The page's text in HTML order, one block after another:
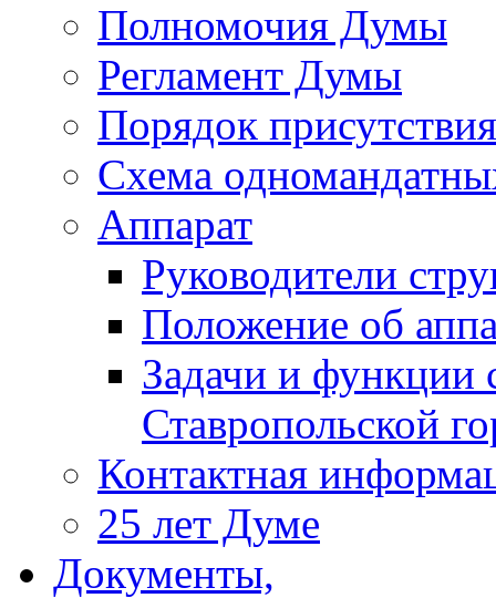
Полномочия Думы
Регламент Думы
Порядок
Схема
Аппарат
Руководители
Положение об
Задачи и функции
Ставропольской
Контактная
25 лет Думе
Документы,